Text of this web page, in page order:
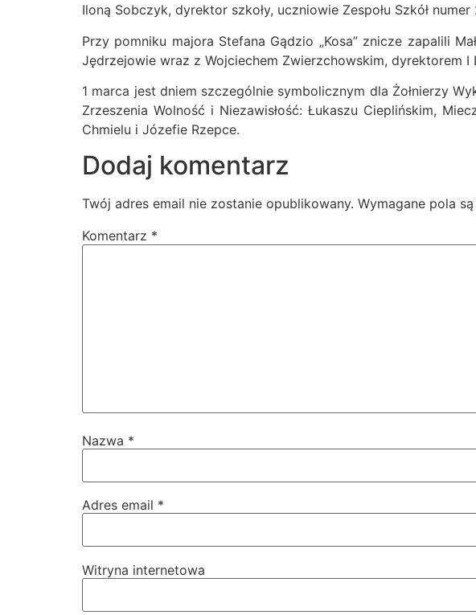
Iloną Sobczyk, dyrektor szkoły, uczniowie Zespołu Szkół
Przy pomniku majora Stefana Gądzio „Kosa” znicze zapalili
Jędrzejowie wraz z Wojciechem Zwierzchowskim, dyrektorem I
1 marca jest dniem szczególnie symbolicznym dla Żołnierzy
Zrzeszenia Wolność i Niezawisłość: Łukaszu Cieplińskim,
Chmielu i Józefie Rzepce.
Dodaj komentarz
Twój adres email nie zostanie opublikowany. Wymagane pola
Komentarz *
Nazwa *
Adres email *
Witryna internetowa